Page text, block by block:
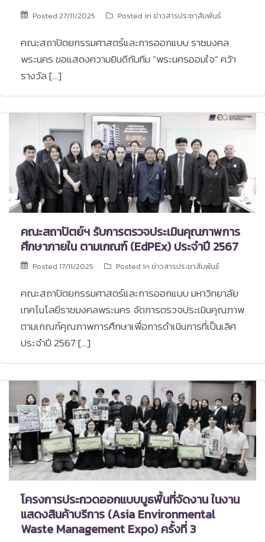
Posted 27/11/2025 Posted in ข่าวสารประชาสัมพันธ์
คณะสถาปัตยกรรมศาสตร์และการออกแบบ ราชมงคล
พระนคร ขอแสดงความยินดีกับทีม “พระนครออมใจ” คว้า
รางวัล […]
คณะสถาปัตย์ฯ รับการตรวจประเมินคุณภาพการ
ศึกษาภายใน ตามเกณฑ์ (EdPEx) ประจำปี 2567
Posted 17/11/2025 Posted in ข่าวสารประชาสัมพันธ์
คณะสถาปัตยกรรมศาสตร์และการออกแบบ มหาวิทยาลัย
เทคโนโลยีราชมงคลพระนคร จัดการตรวจประเมินคุณภาพ
ตามเกณฑ์คุณภาพการศึกษาเพื่อการดำเนินการที่เป็นเลิศ
ประจำปี 2567 […]
โครงการประกวดออกแบบบูธพื้นที่จัดงาน ในงาน
แสดงสินค้าบริการ (Asia Environmental
Waste Management Expo) ครั้งที่ 3